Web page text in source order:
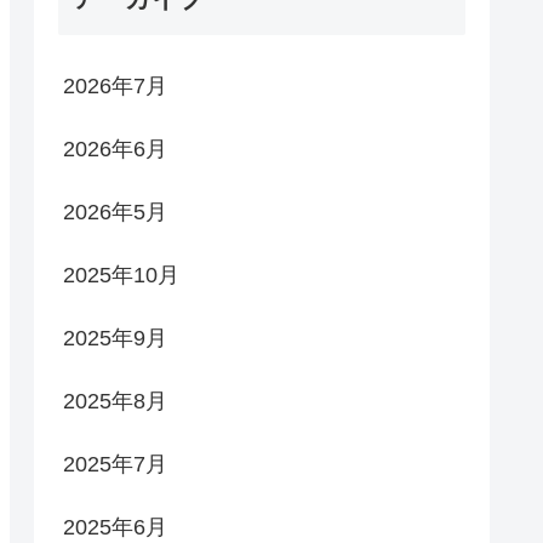
2026年7月
2026年6月
2026年5月
2025年10月
2025年9月
2025年8月
2025年7月
2025年6月